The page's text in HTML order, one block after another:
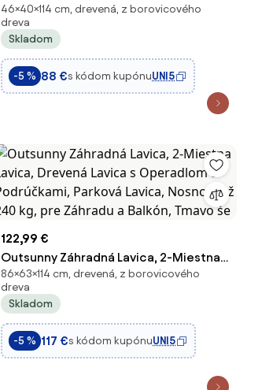
z masívneho smreku, odolná voči
počasiu, X-nožičky, opaľovaný povrch
— 114 x 40 x 46 cm, nosnosť 240 kg |
Aosom
46×40×114 cm, drevená, z borovicového
dreva
Skladom
-5 % 88 €s kódom kupónuUNI5
122,99 €
Outsunny Záhradná Lavica, 2-Miestna
Lavica, Drevená Lavica s Operadlom a
Podrúčkami, Parková Lavica, Nosnosť až
240 kg, pre Záhradu a Balkón, Tmavo še
86×63×114 cm, drevená, z borovicového
dreva
Skladom
-5 % 117 €s kódom kupónuUNI5